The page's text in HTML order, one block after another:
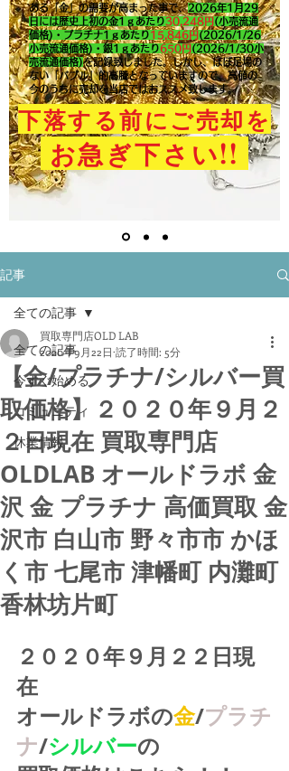
ある「金」の需要が高まった事で、2026年1月29
日には歴史上初の金1ｇあたり30,248円 (小売流通
価格)・プラチナ1ｇあたり15,846円 (2026/1/26
小売流通価格)・銀1ｇあたり650円 (2026/1/30小
売流通価格)を記録致しました。​しかし、ほぼ足場の
ない「バブル」的高騰となっていますので、高値の
今のうちに売却を当店ではおススメ致します。
下落する前にご売却を
お急ぎ下さい!!
記事
全ての記事
今すぐ始める
コミュニティ
休業情報
全ての記事
【金/プラチナ/シルバー買
取価格】２０２０年９月２
２日現在 買取専門店
OLDLAB オールドラボ 金
沢 金 プラチナ 高価買取 金
沢市 白山市 野々市市 かほ
く市 七尾市 津幡町 内灘町
香林坊片町
買取専門店OLD LAB
2020年9月22日 読了時間: 5分
２０２０年９月２２日現
在
オールドラボの金/プラチ
ナ/シルバーの